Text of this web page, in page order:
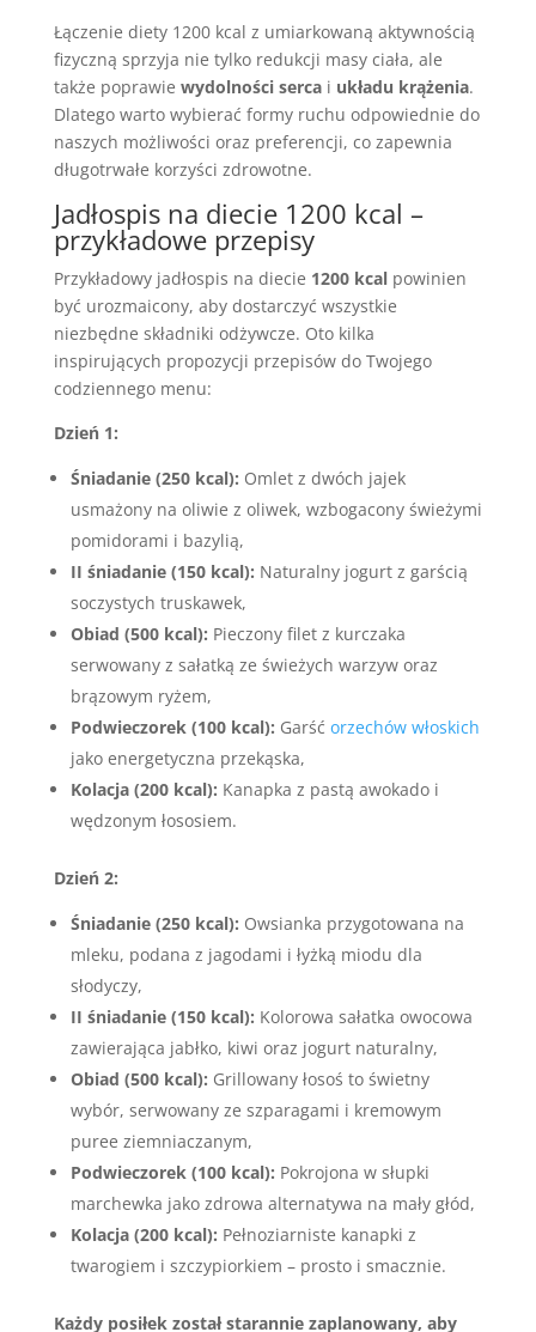
Łączenie diety 1200 kcal z umiarkowaną aktywnością
fizyczną sprzyja nie tylko redukcji masy ciała, ale
także poprawie wydolności sercai układu krążenia.
Dlatego warto wybierać formy ruchu odpowiednie do
naszych możliwości oraz preferencji, co zapewnia
długotrwałe korzyści zdrowotne.
Jadłospis na diecie 1200 kcal –
przykładowe przepisy
Przykładowy jadłospis na diecie 1200 kcalpowinien
być urozmaicony, aby dostarczyć wszystkie
niezbędne składniki odżywcze. Oto kilka
inspirujących propozycji przepisów do Twojego
codziennego menu:
Dzień 1:
Śniadanie (250 kcal): Omlet z dwóch jajek
usmażony na oliwie z oliwek, wzbogacony świeżymi
pomidorami i bazylią,
II śniadanie (150 kcal): Naturalny jogurt z garścią
soczystych truskawek,
Obiad (500 kcal): Pieczony filet z kurczaka
serwowany z sałatką ze świeżych warzyw oraz
brązowym ryżem,
Podwieczorek (100 kcal): Garść orzechów włoskich
jako energetyczna przekąska,
Kolacja (200 kcal): Kanapka z pastą awokado i
wędzonym łososiem.
Dzień 2:
Śniadanie (250 kcal): Owsianka przygotowana na
mleku, podana z jagodami i łyżką miodu dla
słodyczy,
II śniadanie (150 kcal): Kolorowa sałatka owocowa
zawierająca jabłko, kiwi oraz jogurt naturalny,
Obiad (500 kcal): Grillowany łosoś to świetny
wybór, serwowany ze szparagami i kremowym
puree ziemniaczanym,
Podwieczorek (100 kcal): Pokrojona w słupki
marchewka jako zdrowa alternatywa na mały głód,
Kolacja (200 kcal): Pełnoziarniste kanapki z
twarogiem i szczypiorkiem – prosto i smacznie.
Każdy posiłek został starannie zaplanowany, aby